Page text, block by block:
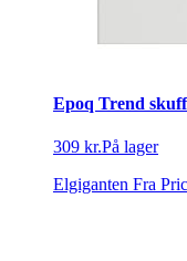
Epoq Trend
309 kr.På lager
Elgiganten Fra